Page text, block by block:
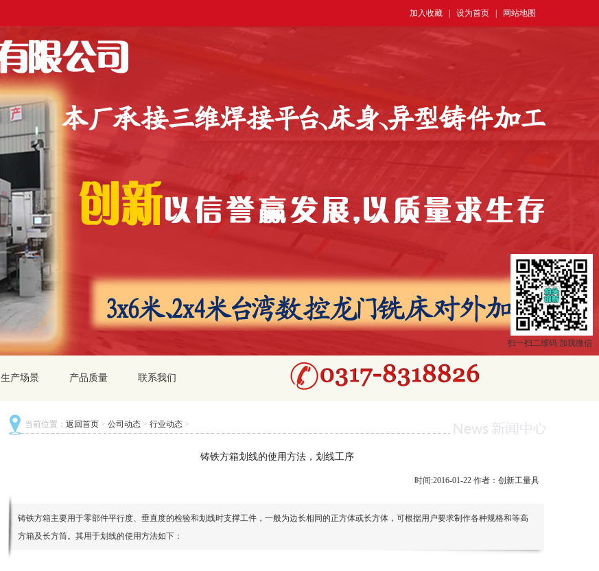
加入收藏 设为首页 网站地图
生产场景 产品质量 联系我们
当前位置： 返回首页 > 公司动态 > 行业动态 >
铸铁方箱划线的使用方法，划线工序
时间:2016-01-22 作者：创新工量具
铸铁方箱主要用于零部件平行度、垂直度的检验和划线时支撑工件，一般为边长相同的正方体或长方体，可根据用户要求制作各种规格和等高
方箱及长方筒。其用于划线的使用方法如下：
扫一扫二维码 加我微信